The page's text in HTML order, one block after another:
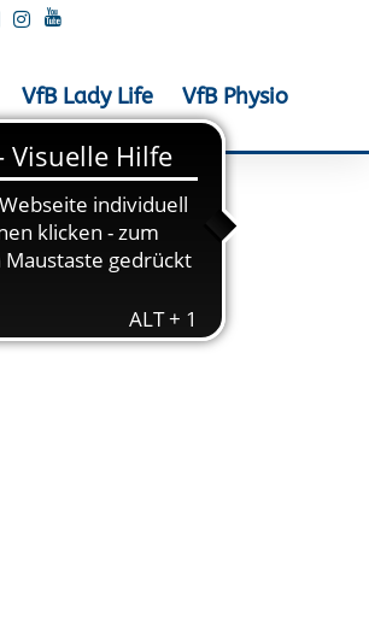
VfB Lady Life VfB Physio